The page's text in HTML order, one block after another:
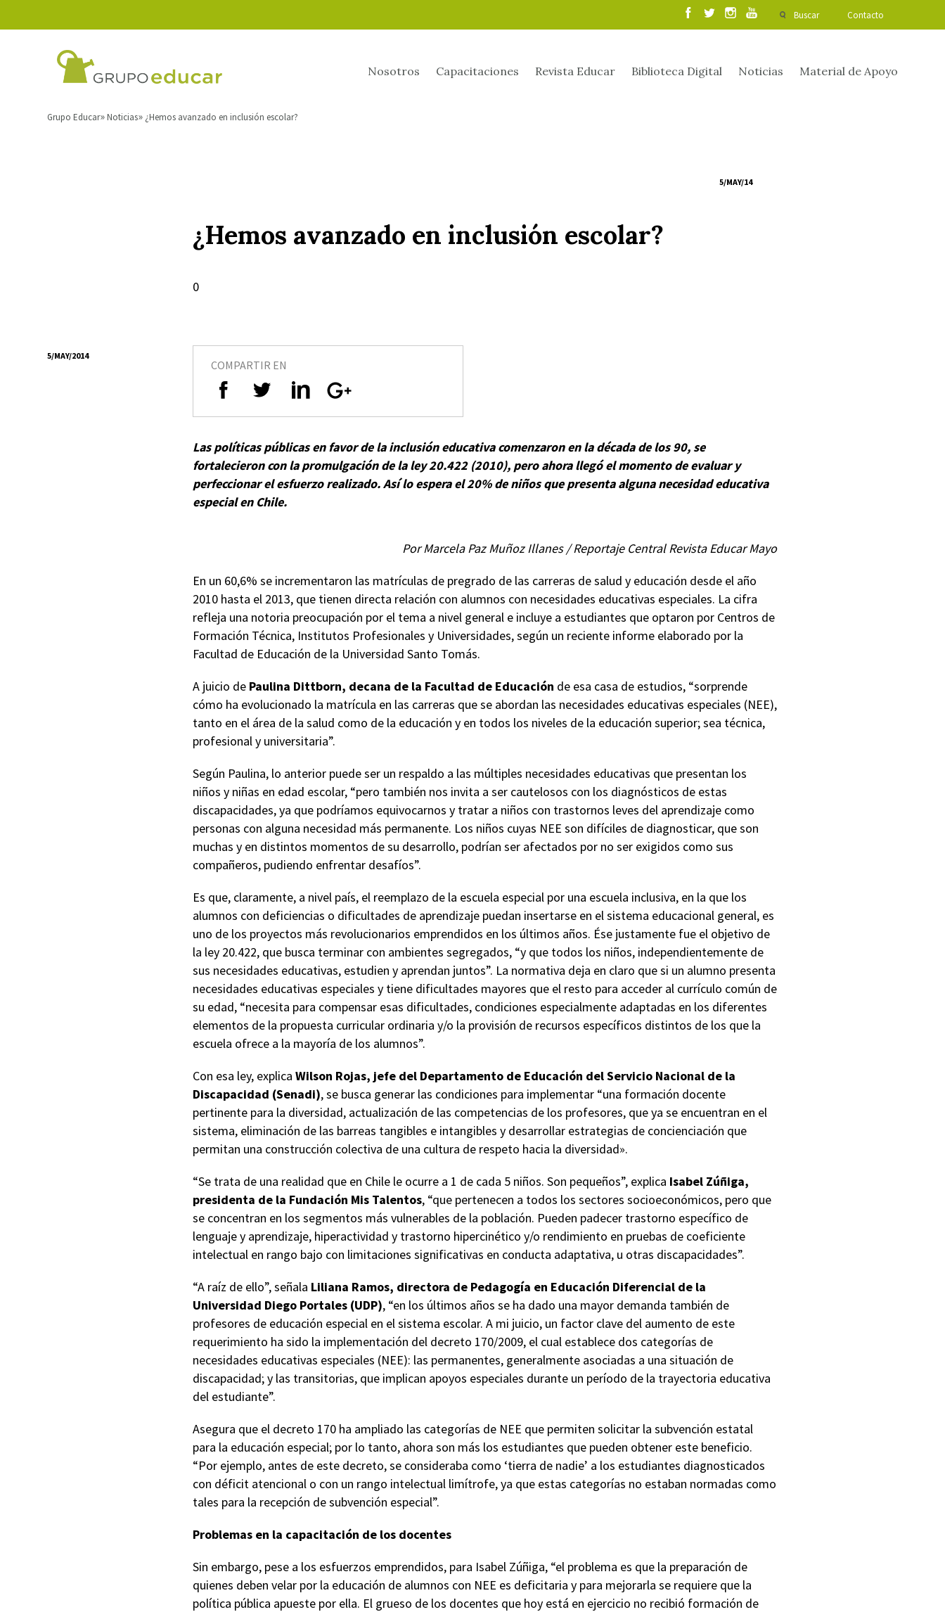
Buscar Contacto
Nosotros Capacitaciones Revista Educar Biblioteca Digital Noticias Material de Apoyo
Grupo Educar Noticias ¿Hemos avanzado en inclusión escolar?
5/MAY/14
¿Hemos avanzado en inclusión escolar?
0
5/MAY/2014
COMPARTIR EN
Las políticas públicas en favor de la inclusión educativa comenzaron en la década de los 90, se
fortalecieron con la promulgación de la ley 20.422 (2010), pero ahora llegó el momento de evaluar y
perfeccionar el esfuerzo realizado. Así lo espera el 20% de niños que presenta alguna necesidad educativa
especial en Chile.
Por Marcela Paz Muñoz Illanes / Reportaje Central Revista Educar Mayo
En un 60,6% se incrementaron las matrículas de pregrado de las carreras de salud y educación desde el año
2010 hasta el 2013, que tienen directa relación con alumnos con necesidades educativas especiales. La cifra
refleja una notoria preocupación por el tema a nivel general e incluye a estudiantes que optaron por Centros de
Formación Técnica, Institutos Profesionales y Universidades, según un reciente informe elaborado por la
Facultad de Educación de la Universidad Santo Tomás.
A juicio de Paulina Dittborn, decana de la Facultad de Educación de esa casa de estudios, “sorprende
cómo ha evolucionado la matrícula en las carreras que se abordan las necesidades educativas especiales (NEE),
tanto en el área de la salud como de la educación y en todos los niveles de la educación superior; sea técnica,
profesional y universitaria”.
Según Paulina, lo anterior puede ser un respaldo a las múltiples necesidades educativas que presentan los
niños y niñas en edad escolar, “pero también nos invita a ser cautelosos con los diagnósticos de estas
discapacidades, ya que podríamos equivocarnos y tratar a niños con trastornos leves del aprendizaje como
personas con alguna necesidad más permanente. Los niños cuyas NEE son difíciles de diagnosticar, que son
muchas y en distintos momentos de su desarrollo, podrían ser afectados por no ser exigidos como sus
compañeros, pudiendo enfrentar desafíos”.
Es que, claramente, a nivel país, el reemplazo de la escuela especial por una escuela inclusiva, en la que los
alumnos con deficiencias o dificultades de aprendizaje puedan insertarse en el sistema educacional general, es
uno de los proyectos más revolucionarios emprendidos en los últimos años. Ése justamente fue el objetivo de
la ley 20.422, que busca terminar con ambientes segregados, “y que todos los niños, independientemente de
sus necesidades educativas, estudien y aprendan juntos”. La normativa deja en claro que si un alumno presenta
necesidades educativas especiales y tiene dificultades mayores que el resto para acceder al currículo común de
su edad, “necesita para compensar esas dificultades, condiciones especialmente adaptadas en los diferentes
elementos de la propuesta curricular ordinaria y/o la provisión de recursos específicos distintos de los que la
escuela ofrece a la mayoría de los alumnos”.
Con esa ley, explica Wilson Rojas, jefe del Departamento de Educación del Servicio Nacional de la
Discapacidad (Senadi), se busca generar las condiciones para implementar “una formación docente
pertinente para la diversidad, actualización de las competencias de los profesores, que ya se encuentran en el
sistema, eliminación de las barreas tangibles e intangibles y desarrollar estrategias de concienciación que
permitan una construcción colectiva de una cultura de respeto hacia la diversidad».
“Se trata de una realidad que en Chile le ocurre a 1 de cada 5 niños. Son pequeños”, explica Isabel Zúñiga,
presidenta de la Fundación Mis Talentos, “que pertenecen a todos los sectores socioeconómicos, pero que
se concentran en los segmentos más vulnerables de la población. Pueden padecer trastorno específico de
lenguaje y aprendizaje, hiperactividad y trastorno hipercinético y/o rendimiento en pruebas de coeficiente
intelectual en rango bajo con limitaciones significativas en conducta adaptativa, u otras discapacidades”.
“A raíz de ello”, señala Liliana Ramos, directora de Pedagogía en Educación Diferencial de la
Universidad Diego Portales (UDP), “en los últimos años se ha dado una mayor demanda también de
profesores de educación especial en el sistema escolar. A mi juicio, un factor clave del aumento de este
requerimiento ha sido la implementación del decreto 170/2009, el cual establece dos categorías de
necesidades educativas especiales (NEE): las permanentes, generalmente asociadas a una situación de
discapacidad; y las transitorias, que implican apoyos especiales durante un período de la trayectoria educativa
del estudiante”.
Asegura que el decreto 170 ha ampliado las categorías de NEE que permiten solicitar la subvención estatal
para la educación especial; por lo tanto, ahora son más los estudiantes que pueden obtener este beneficio.
“Por ejemplo, antes de este decreto, se consideraba como ‘tierra de nadie’ a los estudiantes diagnosticados
con déficit atencional o con un rango intelectual limítrofe, ya que estas categorías no estaban normadas como
tales para la recepción de subvención especial”.
Problemas en la capacitación de los docentes
Sin embargo, pese a los esfuerzos emprendidos, para Isabel Zúñiga, “el problema es que la preparación de
quienes deben velar por la educación de alumnos con NEE es deficitaria y para mejorarla se requiere que la
política pública apueste por ella. El grueso de los docentes que hoy está en ejercicio no recibió formación de